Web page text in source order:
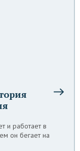
и работает в
он бегает на